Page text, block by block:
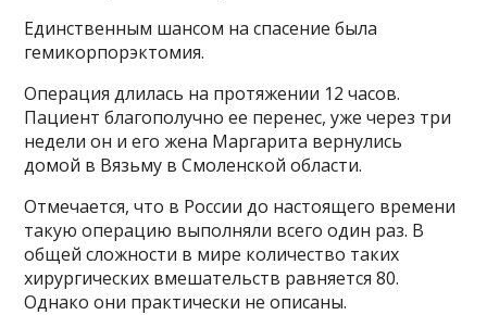
Единственным шансом на спасение была
гемикорпорэктомия.
Операция длилась на протяжении 12 часов.
Пациент благополучно ее перенес, уже через три
недели он и его жена Маргарита вернулись
домой в Вязьму в Смоленской области.
Отмечается, что в России до настоящего времени
такую операцию выполняли всего один раз. В
общей сложности в мире количество таких
хирургических вмешательств равняется 80.
Однако они практически не описаны.